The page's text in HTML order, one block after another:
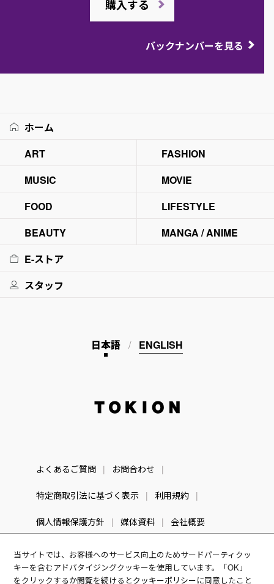
購入する
バックナンバーを見る
ホーム
ART
FASHION
MUSIC
MOVIE
FOOD
LIFESTYLE
BEAUTY
MANGA / ANIME
E-ストア
スタッフ
日本語 ENGLISH
当サイトでは、お客様へのサービス向上のためサードパーティクッ
キーを含むアドバタイジングクッキーを使用しています。「OK」
をクリックするか閲覧を続けるとクッキーポリシーに同意したこと
よくあるご質問 お問合わせ
特定商取引法に基づく表示 利用規約
個人情報保護方針 媒体資料 会社概要